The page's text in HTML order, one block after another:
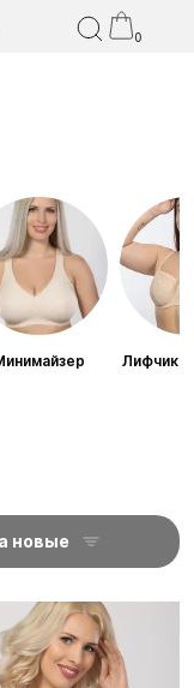
0
Лифчик
новые